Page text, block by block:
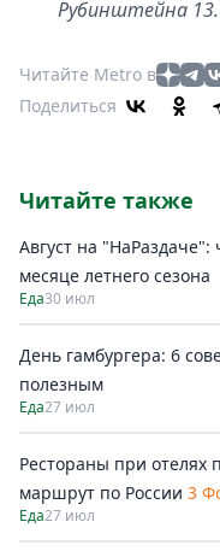
Рубинштейна 13.
Читайте Metro в
Поделиться
Читайте также
Август на
месяце летнего сезона
Еда30 июл
День гамбургера: 6
полезным
Еда27 июл
Рестораны при отелях
маршрут по России 3
Еда27 июл